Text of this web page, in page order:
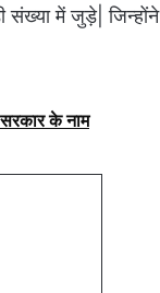
संख्या में जुड़े| जिन्होंने
के नाम